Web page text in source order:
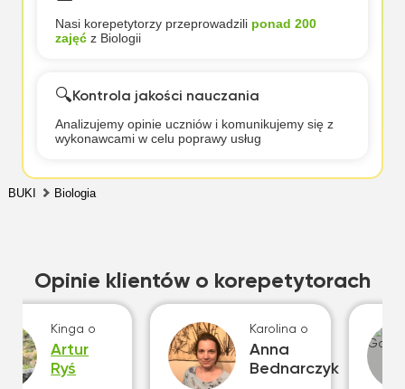
Nasi korepetytorzy przeprowadzili ponad 200
zajęćz Biologii
🔍Kontrola jakości nauczania
Analizujemy opinie uczniów i komunikujemy się z
wykonawcami w celu poprawy usług
BUKI Biologia
Opinie klientów o korepetytorach
Kinga o
Artur
Ryś
Karolina o
Anna
Bednarczyk